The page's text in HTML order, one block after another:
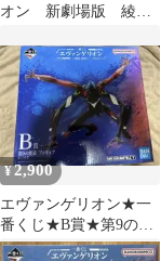
オン 新劇場版 綾波
¥2,900
エヴァンゲリオン★一
番くじ★B賞★第9の使
徒